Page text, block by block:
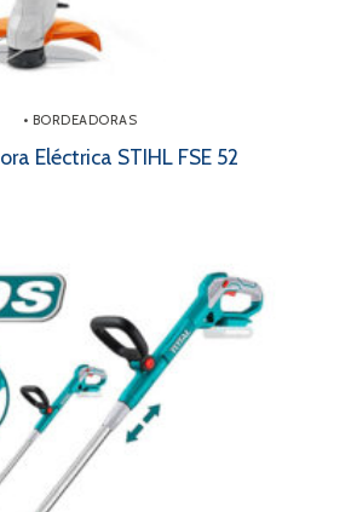
• BORDEADORAS
Eléctrica STIHL FSE 52